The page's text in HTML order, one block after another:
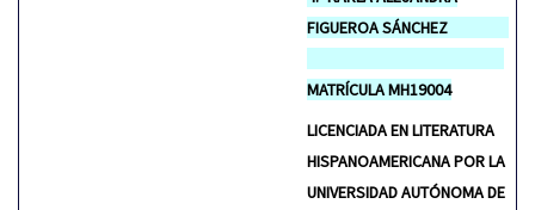
FIGUEROA SÁNCHEZ
MATRÍCULA MH19004
LICENCIADA EN LITERATURA
HISPANOAMERICANA POR LA
UNIVERSIDAD AUTÓNOMA DE